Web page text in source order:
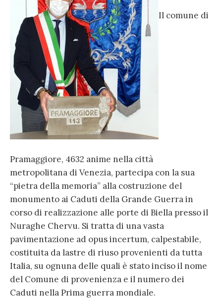
Il comune di
Pramaggiore, 4632 anime nella città
metropolitana di Venezia, partecipa con la sua
“pietra della memoria” alla costruzione del
monumento ai Caduti della Grande Guerra in
corso di realizzazione alle porte di Biella presso il
Nuraghe Chervu. Si tratta di una vasta
pavimentazione ad opus incertum, calpestabile,
costituita da lastre di riuso provenienti da tutta
Italia, su ognuna delle quali è stato inciso il nome
del Comune di provenienza e il numero dei
Caduti nella Prima guerra mondiale.